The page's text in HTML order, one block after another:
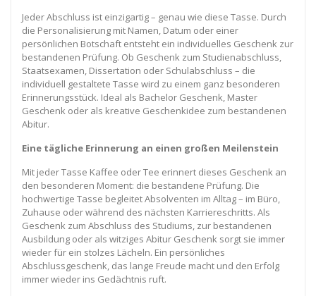
Jeder Abschluss ist einzigartig – genau wie diese Tasse. Durch
die Personalisierung mit Namen, Datum oder einer
persönlichen Botschaft entsteht ein individuelles Geschenk zur
bestandenen Prüfung. Ob Geschenk zum Studienabschluss,
Staatsexamen, Dissertation oder Schulabschluss – die
individuell gestaltete Tasse wird zu einem ganz besonderen
Erinnerungsstück. Ideal als Bachelor Geschenk, Master
Geschenk oder als kreative Geschenkidee zum bestandenen
Abitur.
Eine tägliche Erinnerung an einen großen Meilenstein
Mit jeder Tasse Kaffee oder Tee erinnert dieses Geschenk an
den besonderen Moment: die bestandene Prüfung. Die
hochwertige Tasse begleitet Absolventen im Alltag – im Büro,
Zuhause oder während des nächsten Karriereschritts. Als
Geschenk zum Abschluss des Studiums, zur bestandenen
Ausbildung oder als witziges Abitur Geschenk sorgt sie immer
wieder für ein stolzes Lächeln. Ein persönliches
Abschlussgeschenk, das lange Freude macht und den Erfolg
immer wieder ins Gedächtnis ruft.